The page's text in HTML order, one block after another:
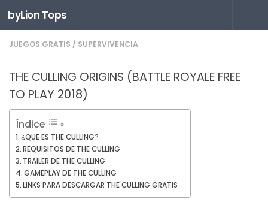
Saltar al contenido
byLion Tops
JUEGOS GRATIS / SUPERVIVENCIA
THE CULLING ORIGINS (BATTLE ROYALE FREE
TO PLAY 2018)
Índice
¿QUE ES THE CULLING?
REQUISITOS DE THE CULLING
TRAILER DE THE CULLING
GAMEPLAY DE THE CULLING
LINKS PARA DESCARGAR THE CULLING GRATIS